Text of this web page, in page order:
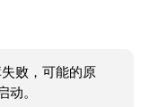
败，可能的原
动。